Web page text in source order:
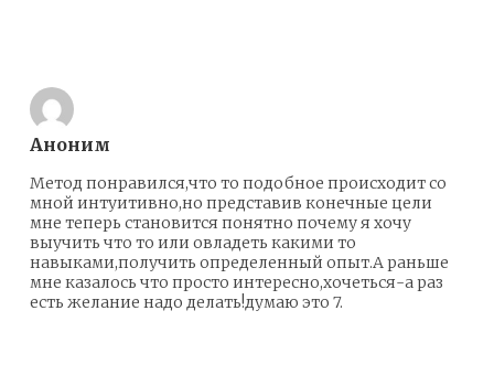
Аноним
Метод понравился,что то подобное происходит со
мной интуитивно,но представив конечные цели
мне теперь становится понятно почему я хочу
выучить что то или овладеть какими то
навыками,получить определенный опыт.А раньше
мне казалось что просто интересно,хочеться-а раз
есть желание надо делать!думаю это 7.